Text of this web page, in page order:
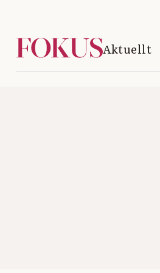
Aktuellt